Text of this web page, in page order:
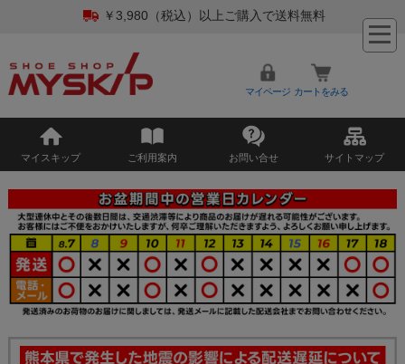
￥3,980（税込）以上ご購入で送料無料
マイページ カートをみる
マイスキップ ご利用案内 お問い合せ サイトマップ